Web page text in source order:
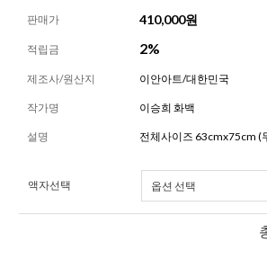
판매가 410,000원
적립금 2%
제조사/원산지 이안아트/대한민국
작가명 이승희 화백
설명 전체사이즈 63cmx75cm (
액자선택